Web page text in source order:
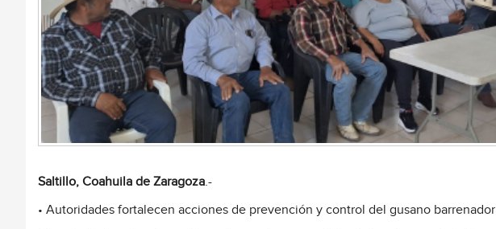
Saltillo, Coahuila de Zaragoza.-
• Autoridades fortalecen acciones de prevención y control del gusano barrenador